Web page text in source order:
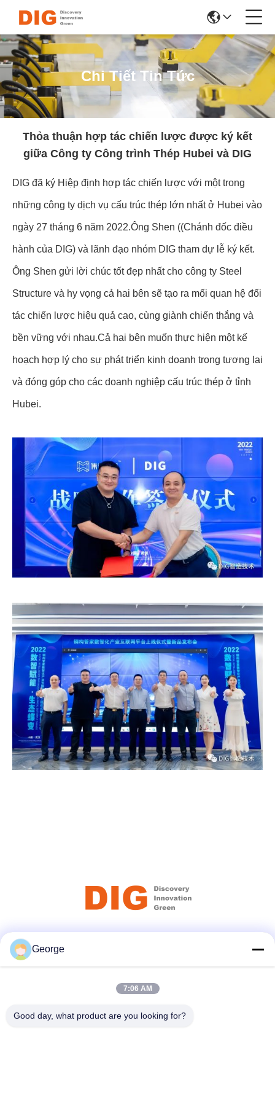
Chi Tiết Tin Tức
Thỏa thuận hợp tác chiến lược được ký kết
giữa Công ty Công trình Thép Hubei và DIG
DIG đã ký Hiệp định hợp tác chiến lược với một trong
những công ty dịch vụ cấu trúc thép lớn nhất ở Hubei vào
ngày 27 tháng 6 năm 2022.Ông Shen ((Chánh đốc điều
hành của DIG) và lãnh đạo nhóm DIG tham dự lễ ký kết.
Ông Shen gửi lời chúc tốt đẹp nhất cho công ty Steel
Structure và hy vọng cả hai bên sẽ tạo ra mối quan hệ đối
tác chiến lược hiệu quả cao, cùng giành chiến thắng và
bền vững với nhau.Cả hai bên muốn thực hiện một kế
hoạch hợp lý cho sự phát triển kinh doanh trong tương lai
và đóng góp cho các doanh nghiệp cấu trúc thép ở tỉnh
Hubei.
George
7:06 AM
Good day, what product are you looking for?